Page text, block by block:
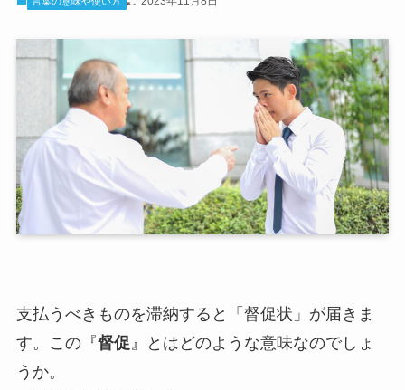
支払うべきものを滞納すると「督促状」が届きま
す。この『督促 』とはどのような意味なのでしょ
うか。